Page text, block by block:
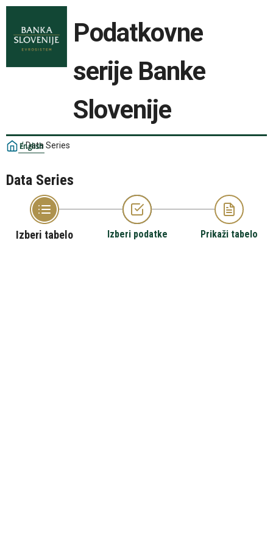
Podatkovne
serije Banke
Slovenije
English
/Data Series
Data Series
Izberi tabelo Izberi podatke Prikaži tabelo